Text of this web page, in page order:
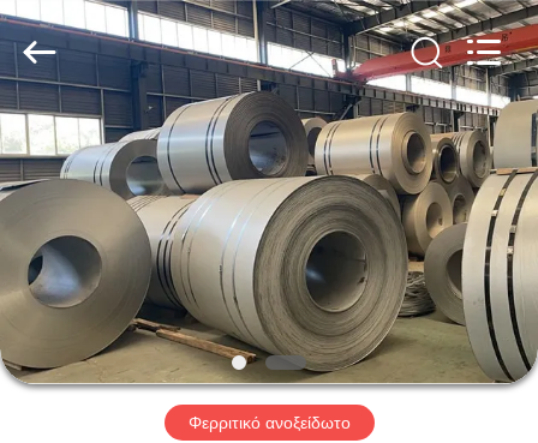
ΣΠΊΤΙ
ΠΡΟΪΌΝΤΑ
ΒΊΝΤΕΟ
ΠΕΡΊΠΟΥ
ΕΜΕΊΣ
Special
Steel
Co.,
All
Rights
Reserved.
Φερριτικό ανοξείδωτο